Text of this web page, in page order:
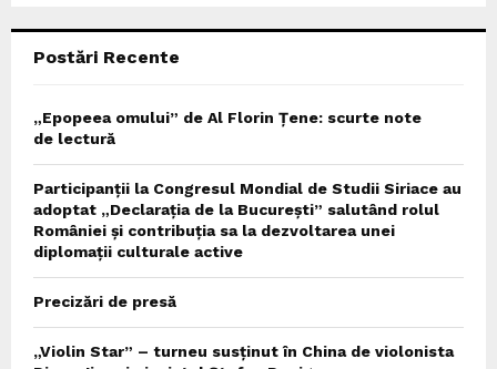
Postări Recente
„Epopeea omului” de Al Florin Țene: scurte note
de lectură
Participanții la Congresul Mondial de Studii Siriace au
adoptat „Declarația de la București” salutând rolul
României și contribuția sa la dezvoltarea unei
diplomații culturale active
Precizări de presă
„Violin Star” – turneu susținut în China de violonista